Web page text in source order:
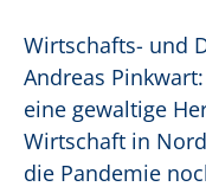
Wirtschafts- und
Andreas
eine gewaltige
Wirtschaft in
die Pandemie